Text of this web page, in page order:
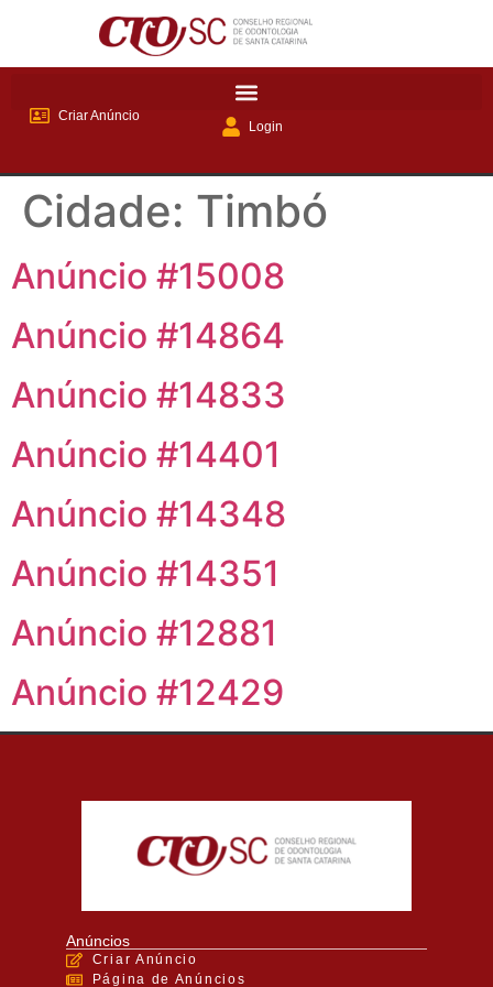
Criar Anúncio
Login
Cidade: Timbó
Anúncio #15008
Anúncio #14864
Anúncio #14833
Anúncio #14401
Anúncio #14348
Anúncio #14351
Anúncio #12881
Anúncio #12429
Anúncios
Criar Anúncio
Página de Anúncios